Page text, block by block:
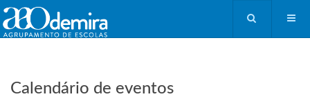
Calendário de eventos